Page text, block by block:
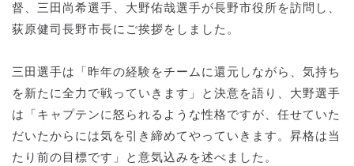
督、三田尚希選手、大野佑哉選手が長野市役所を訪問し、
荻原健司長野市長にご挨拶をしました。
三田選手は「昨年の経験をチームに還元しながら、気持ち
を新たに全力で戦っていきます」と決意を語り、大野選手
は「キャプテンに怒られるような性格ですが、任せていた
だいたからには気を引き締めてやっていきます。昇格は当
たり前の目標です」と意気込みを述べました。